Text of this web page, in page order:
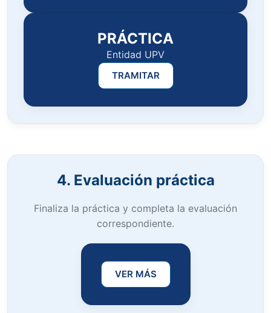
PRÁCTICA
Entidad UPV
TRAMITAR
4. Evaluación práctica
Finaliza la práctica y completa la evaluación
correspondiente.
VER MÁS